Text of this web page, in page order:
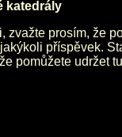
katedrály
zvažte prosím, že
příspěvek.
pomůžete udržet